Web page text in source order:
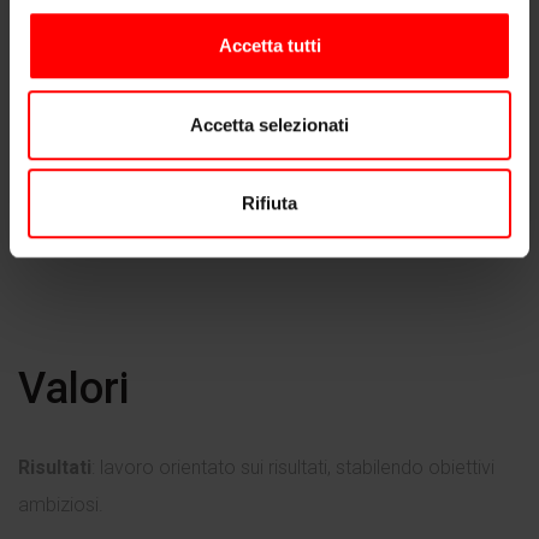
Accetta tutti
Accetta selezionati
Rifiuta
Valori
Risultati : lavoro orientato sui risultati, stabilendo obiettivi
ambiziosi.